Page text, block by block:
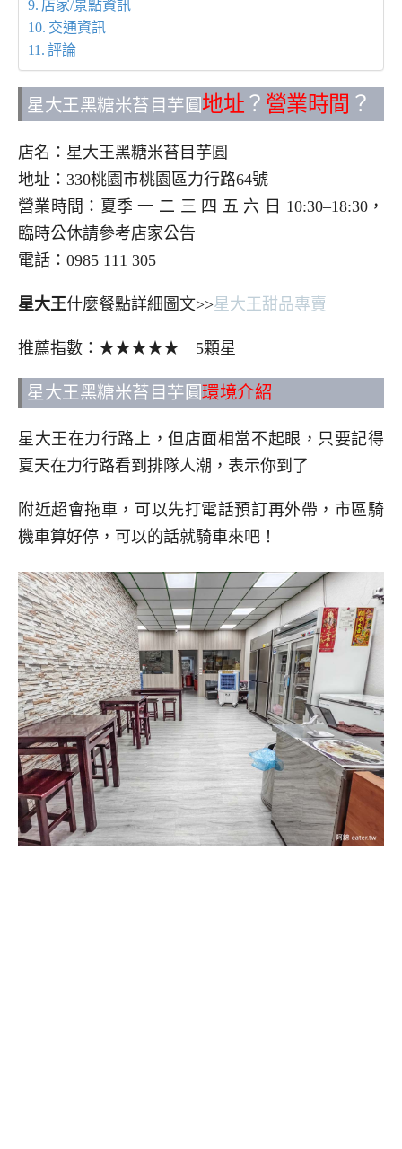
店家/景點資訊
交通資訊
評論
星大王黑糖米苔目芋圓 地址 ？ 營業時間 ？
店名：星大王黑糖米苔目芋圓
地址：330桃園市桃園區力行路64號
營業時間：夏季 一 二 三 四 五 六 日 10:30–18:30，
臨時公休請參考店家公告
電話：0985 111 305
星大王什麼餐點詳細圖文>>星大王甜品專賣
推薦指數：★★★★★ 5顆星
星大王黑糖米苔目芋圓環境介紹
星大王在力行路上，但店面相當不起眼，只要記得
夏天在力行路看到排隊人潮，表示你到了
附近超會拖車，可以先打電話預訂再外帶，市區騎
機車算好停，可以的話就騎車來吧！